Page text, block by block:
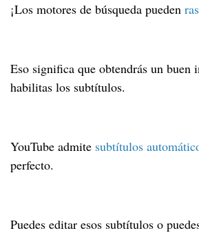
¡Los motores de búsqueda pueden
Eso significa que obtendrás un buen
habilitas los subtítulos.
YouTube admite subtítulos
perfecto.
Puedes editar esos subtítulos o